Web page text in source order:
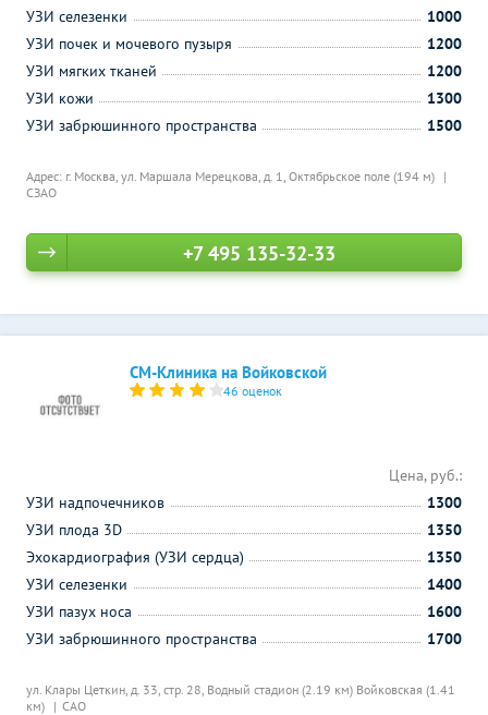
Адрес: г. Москва, ул. Маршала Мерецкова, д. 1, Октябрьское поле (194 м)
СЗАО
УЗИ селезенки
1000
УЗИ почек и мочевого пузыря
1200
УЗИ мягких тканей
1200
УЗИ кожи
1300
УЗИ забрюшинного пространства
1500
+7 495 135-32-33
СМ-Клиника на Войковской
46 оценок
ул. Клары Цеткин, д. 33, стр. 28, Водный стадион (2.19 км) Войковская (1.41
км)
САО
Цена, руб.:
УЗИ надпочечников
1300
УЗИ плода 3D
1350
Эхокардиография (УЗИ сердца)
1350
УЗИ селезенки
1400
УЗИ пазух носа
1600
УЗИ забрюшинного пространства
1700